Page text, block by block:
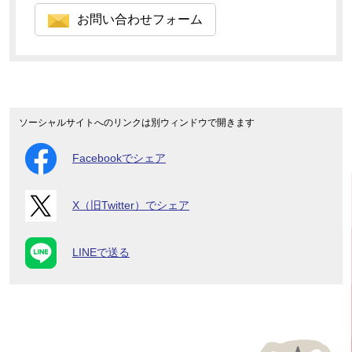
お問い合わせフォーム
ソーシャルサイトへのリンクは別ウィンドウで開きます
Facebookでシェア
X（旧Twitter）でシェア
LINEで送る